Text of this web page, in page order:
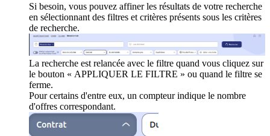
Si besoin, vous pouvez affiner les résultats de votre recherche
en sélectionnant des filtres et critères présents sous les critères
de recherche.
La recherche est relancée avec le filtre quand vous cliquez sur
le bouton « APPLIQUER LE FILTRE » ou quand le filtre se
ferme.
Pour certains d'entre eux, un compteur indique le nombre
d'offres correspondant.